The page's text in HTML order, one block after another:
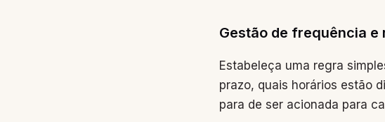
Gestão de frequência e
Estabeleça uma regra
prazo, quais horários estão
para de ser acionada para